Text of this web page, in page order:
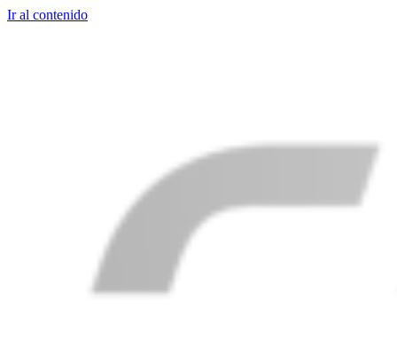
Ir al contenido